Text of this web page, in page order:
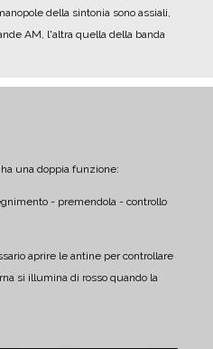
della sintonia sono assiali,
AM, l'altra quella della banda
una doppia funzione:
- premendola - controllo
aprire le antine per controllare
si illumina di rosso quando la